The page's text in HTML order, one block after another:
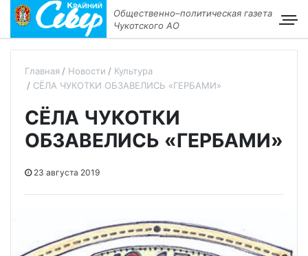
Общественно–политическая газета
Чукотского АО
Главная Новости
Культура
СЁЛА ЧУКОТКИ ОБЗАВЕЛИСЬ «ГЕРБАМИ»
СЁЛА ЧУКОТКИ
ОБЗАВЕЛИСЬ «ГЕРБАМИ»
23 августа 2019